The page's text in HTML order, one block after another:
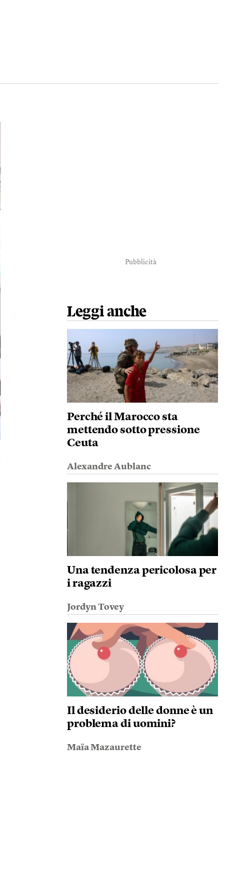
Pubblicità
Leggi anche
Perché il Marocco sta
mettendo sotto pressione
Ceuta
Alexandre Aublanc
Una tendenza pericolosa per
i ragazzi
Jordyn Tovey
Il desiderio delle donne è un
problema di uomini?
Maïa Mazaurette